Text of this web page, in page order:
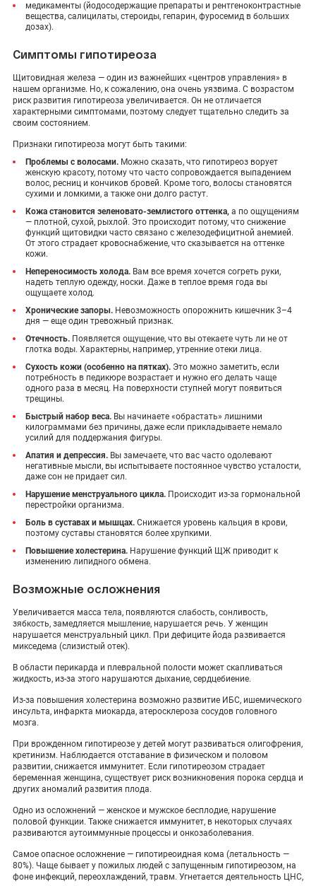
медикаменты (йодосодержащие препараты и рентгеноконтрастные
вещества, салицилаты, стероиды, гепарин, фуросемид в больших
дозах).
Симптомы гипотиреоза
Щитовидная железа — один из важнейших «центров управления» в
нашем организме. Но, к сожалению, она очень уязвима. С возрастом
риск развития гипотиреоза увеличивается. Он не отличается
характерными симптомами, поэтому следует тщательно следить за
своим состоянием.
Признаки гипотиреоза могут быть такими:
Проблемы с волосами. Можно сказать, что гипотиреоз ворует
женскую красоту, потому что часто сопровождается выпадением
волос, ресниц и кончиков бровей. Кроме того, волосы становятся
сухими и ломкими, а также они долго растут.
Кожа становится зеленовато-землистого оттенка, а по ощущениям
— плотной, сухой, рыхлой. Это происходит потому, что снижение
функций щитовидки часто связано с железодефицитной анемией.
От этого страдает кровоснабжение, что сказывается на оттенке
кожи.
Непереносимость холода. Вам все время хочется согреть руки,
надеть теплую одежду, носки. Даже в теплое время года вы
ощущаете холод.
Хронические запоры. Невозможность опорожнить кишечник 3–4
дня — еще один тревожный признак.
Отечность. Появляется ощущение, что вы отекаете чуть ли не от
глотка воды. Характерны, например, утренние отеки лица.
Сухость кожи (особенно на пятках). Это можно заметить, если
потребность в педикюре возрастает и нужно его делать чаще
одного раза в месяц. На поверхности ступней могут появиться
трещины.
Быстрый набор веса. Вы начинаете «обрастать» лишними
килограммами без причины, даже если прикладываете немало
усилий для поддержания фигуры.
Апатия и депрессия. Вы замечаете, что вас часто одолевают
негативные мысли, вы испытываете постоянное чувство усталости,
даже сон не придает сил.
Нарушение менструального цикла. Происходит из-за гормональной
перестройки организма.
Боль в суставах и мышцах. Снижается уровень кальция в крови,
поэтому суставы становятся более хрупкими.
Повышение холестерина. Нарушение функций ЩЖ приводит к
изменению липидного обмена.
Возможные осложнения
Увеличивается масса тела, появляются слабость, сонливость,
зябкость, замедляется мышление, нарушается речь. У женщин
нарушается менструальный цикл. При дефиците йода развивается
микседема (слизистый отек).
В области перикарда и плевральной полости может скапливаться
жидкость, из-за этого нарушаются дыхание, сердцебиение.
Из-за повышения холестерина возможно развитие ИБС, ишемического
инсульта, инфаркта миокарда, атеросклероза сосудов головного
мозга.
При врожденном гипотиреозе у детей могут развиваться олигофрения,
кретинизм. Наблюдается отставание в физическом и половом
развитии, снижается иммунитет. Если гипотиреозом страдает
беременная женщина, существует риск возникновения порока сердца и
других аномалий развития плода.
Одно из осложнений — женское и мужское бесплодие, нарушение
половой функции. Также снижается иммунитет, в некоторых случаях
развиваются аутоиммунные процессы и онкозаболевания.
Самое опасное осложнение — гипотиреоидная кома (летальность —
80%). Чаще бывает у пожилых людей с запущенным гипотиреозом, на
фоне инфекций, переохлаждений, травм. Угнетается деятельность ЦНС,